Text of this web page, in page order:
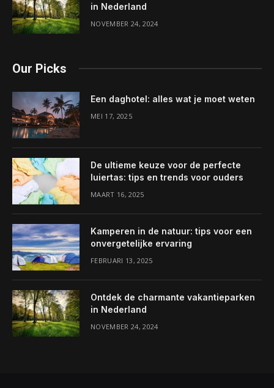
in Nederland
NOVEMBER 24, 2024
Our Picks
Een daghotel: alles wat je moet weten
MEI 17, 2025
De ultieme keuze voor de perfecte
luiertas: tips en trends voor ouders
MAART 16, 2025
Kamperen in de natuur: tips voor een
onvergetelijke ervaring
FEBRUARI 13, 2025
Ontdek de charmante vakantieparken
in Nederland
NOVEMBER 24, 2024